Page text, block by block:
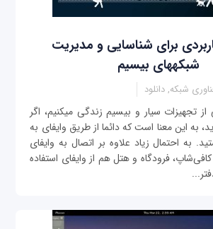
برای شناسایی و مدیریت
شبکه‎های بی‎سیم
شبکه, دانلود
امروزه ما در دنیایی از تجهيزات سیار و بی‎سیم زندگی می‎کنیم، اگر
شما هم لپ‌تاپ دارید، به این معنا است که دائما از طریق وای‎فای به
اینترنت متصل هستید. به احتمال زیاد علاوه بر اتصال به وای‎فای
موجود در خانه، در کافی‌شاپ، فرودگاه و هتل هم از وای‎فای استفاده